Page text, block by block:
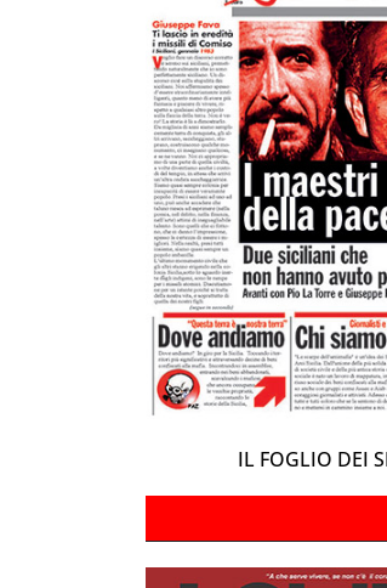
IL FOGLIO DEI